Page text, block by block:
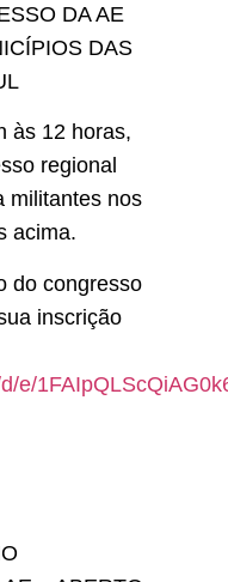
DA AE
DAS
às 12 horas,
regional
militantes nos
acima.
do congresso
inscrição
e/